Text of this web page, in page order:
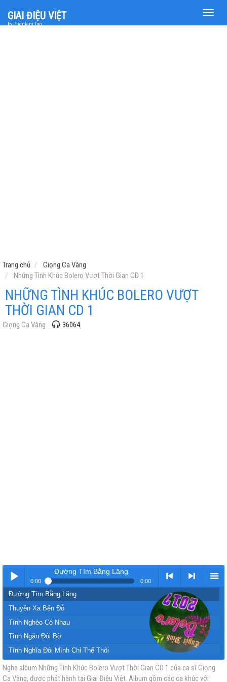
Toggle
GIAI ĐIỆU VIỆT
by Phantam Top
Trang chủ
Giọng Ca Vàng
Những Tình Khúc Bolero Vượt Thời Gian CD 1
NHỮNG TÌNH KHÚC BOLERO VƯỢT
THỜI GIAN CD 1
Giọng Ca Vàng 36064
Nhạc
vàng
Đường Tím Bằng Lăng
0:00 0:00
< Kho
nhạc
>
Nhạc
Kho
nhạc
Đường Tím Bằng Lăng
Thuyền Xa Bến Đỗ
Tình Nghèo Có Nhau
Tình Ngăn Đôi Bờ
Tình Nghĩa Đôi Mình Chỉ Thế Thôi
Mãi Tìm Nhau
Một Chuyến Xe Hoa
Nghe album Những Tình Khúc Bolero Vượt Thời Gian CD 1 của ca sĩ Giọng
Ca Vàng, được phát hành tại Giai Điệu Việt. Album gồm các ca khúc với